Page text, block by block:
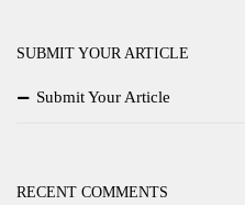
SUBMIT YOUR ARTICLE
Submit Your Article
RECENT COMMENTS